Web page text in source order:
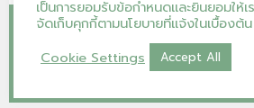
Copyright © 2026โรงพยา
หน้าแรก
คลินิก โปรแกรม/แพ็กเกจ ร้า
บริจาคโลหิต ติดต่อเรา ลงทะเ
เป็นการยอมรับข้อกำหนดและยินยอมให้เ
จัดเก็บคุกกี้ตามนโยบายที่แจ้งในเบื้องต้น
Cookie Settings
Accept All
โรงพยาบาลบางโพ ยินดีให้